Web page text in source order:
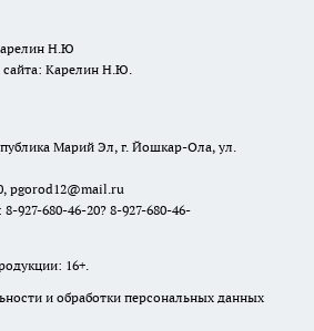
Н.Ю
сайта: Карелин Н.Ю.
Марий Эл, г. Йошкар-Ола, ул.
pgorod12@mail.ru
927-680-46-20? 8-927-680-46-
16+.
и обработки персональных данных